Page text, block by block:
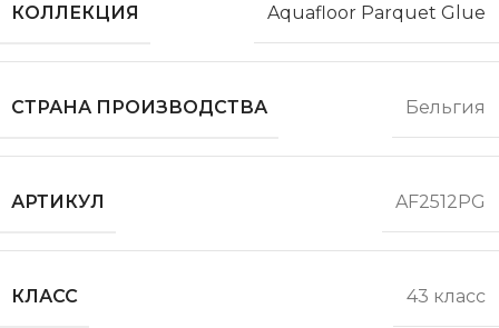
КОЛЛЕКЦИЯ Aquafloor Parquet Glue
СТРАНА ПРОИЗВОДСТВА Бельгия
АРТИКУЛ AF2512PG
КЛАСС 43 класс